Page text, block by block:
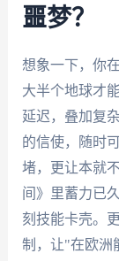
噩梦？
想象一下，你
大半个地球才
延迟，叠加复
的信使，随时
堵，更让本就
间》里蓄力已
刻技能卡壳。
制，让"在欧洲